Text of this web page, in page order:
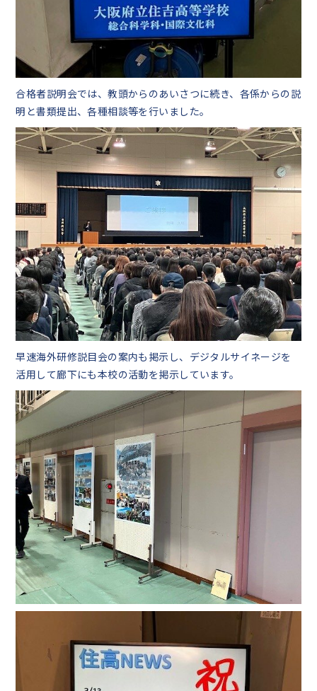
合格者説明会では、教頭からのあいさつに続き、各係からの説
明と書類提出、各種相談等を行いました。
早速海外研修説目会の案内も掲示し、デジタルサイネージを
活用して廊下にも本校の活動を掲示しています。